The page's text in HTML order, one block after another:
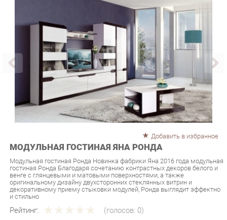
МОДУЛЬНАЯ ГОСТИНАЯ ЯНА РОНДА
Модульная гостиная Ронда Новинка фабрики Яна 2016 года модульная
гостиная Ронда Благодаря сочетанию контрастных декоров белого и
венге с глянцевыми и матовыми поверхностями, а также
оригинальному дизайну двухсторонних стеклянных витрин и
декоративному приему стыковки модулей, Ронда выглядит эффектно
и стильно
Рейтинг:
Артикул: u-0073879